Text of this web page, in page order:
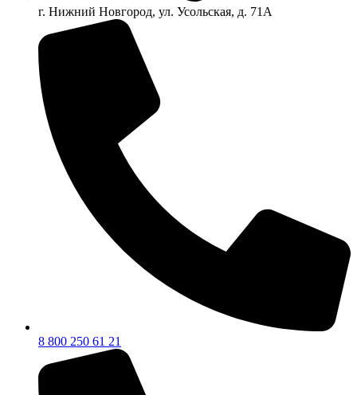
г. Нижний Новгород, ул. Усольская, д. 71А
8 800 250 61 21